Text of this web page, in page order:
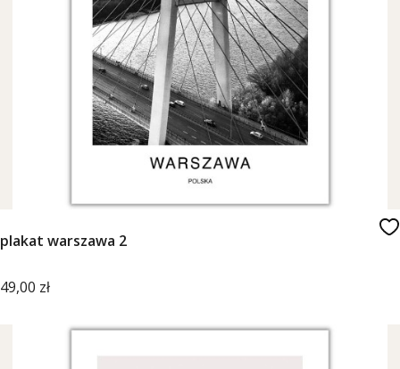
plakat warszawa 2
Cena
49,00 zł